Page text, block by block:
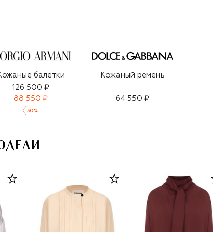
балетки
126 500 ₽
88 550 ₽
-30 %
Кожаный ремень
64 550 ₽